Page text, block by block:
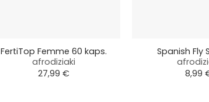
FertiTop Femme 60 kaps.
afrodiziaki
27,99 €
Spanish Fly
8,99